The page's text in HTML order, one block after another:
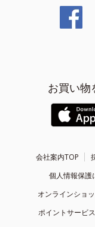
お買い物
会社案内TOP
個人情報保護
オンラインショ
ポイントサービ